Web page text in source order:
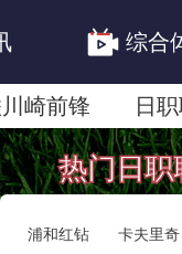
综合
崎前锋 日
鹿角热门日职
浦和红钻 卡夫里奇